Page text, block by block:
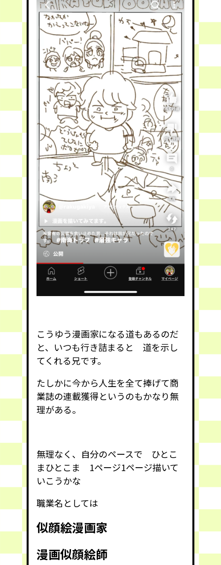
こうゆう漫画家になる道もあるのだ
と、いつも行き詰まると 道を示し
てくれる兄です。
たしかに今から人生を全て捧げて商
業誌の連載獲得というのもかなり無
理がある。
無理なく、自分のペースで ひとこ
まひとこま 1ページ1ページ描いて
いこうかな
職業名としては
似顔絵漫画家
漫画似顔絵師